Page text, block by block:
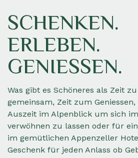
SCHENKEN.
ERLEBEN.
GENIESSEN.
Was gibt es Schöneres als Zeit
gemeinsam, Zeit zum
Auszeit im Alpenblick um sich
verwöhnen zu lassen oder für
im gemütlichen Appenzeller
Geschenk für jeden Anlass ob